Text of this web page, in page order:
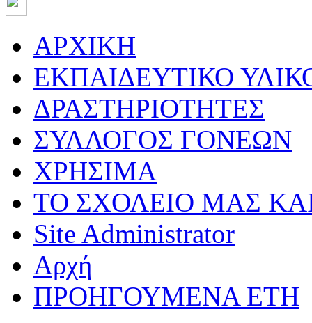
ΑΡΧΙΚΗ
ΕΚΠΑΙΔΕΥΤΙΚΟ
ΔΡΑΣΤΗΡΙΟΤΗΤΕΣ
ΣΥΛΛΟΓΟΣ ΓΟΝΕΩΝ
ΧΡΗΣΙΜΑ
ΤΟ ΣΧΟΛΕΙΟ ΜΑΣ
Site Administrator
Αρχή
ΠΡΟΗΓΟΥΜΕΝΑ ΕΤΗ